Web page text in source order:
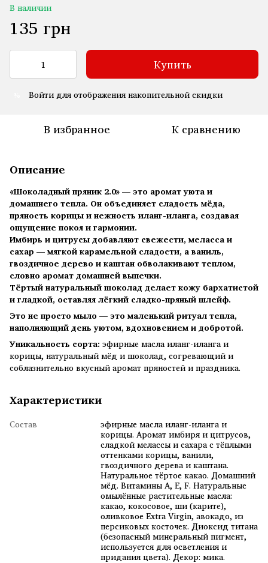
В наличии
135 грн
Купить
Войтидля отображения накопительной скидки
В избранное К сравнению
Описание
«Шоколадный пряник 2.0»— это аромат уюта и
домашнего тепла. Он объединяет сладость мёда,
пряность корицы и нежность иланг-иланга, создавая
ощущение покоя и гармонии.
Имбирь и цитрусы добавляют свежести, меласса и
сахар — мягкой карамельной сладости, а ваниль,
гвоздичное дерево и каштан обволакивают теплом,
словно аромат домашней выпечки.
Тёртый натуральный шоколад делает кожу бархатистой
и гладкой, оставляя лёгкий сладко-пряный шлейф.
Это не просто мыло — это маленький ритуал тепла,
наполняющий день уютом, вдохновением и добротой.
Уникальность сорта: эфирные масла иланг-иланга и
корицы, натуральный мёд и шоколад, согревающий и
соблазнительно вкусный аромат пряностей и праздника.
Характеристики
Состав эфирные масла иланг-иланга и
корицы. Аромат имбиря и цитрусов,
сладкой мелассы и сахара с тёплыми
оттенками корицы, ванили,
гвоздичного дерева и каштана.
Натуральное тёртое какао. Домашний
мёд. Витамины A, E, F. Натуральные
омылённые растительные масла:
какао, кокосовое, ши (карите),
оливковое Extra Virgin, авокадо, из
персиковых косточек. Диоксид титана
(безопасный минеральный пигмент,
используется для осветления и
придания цвета). Декор: мика.